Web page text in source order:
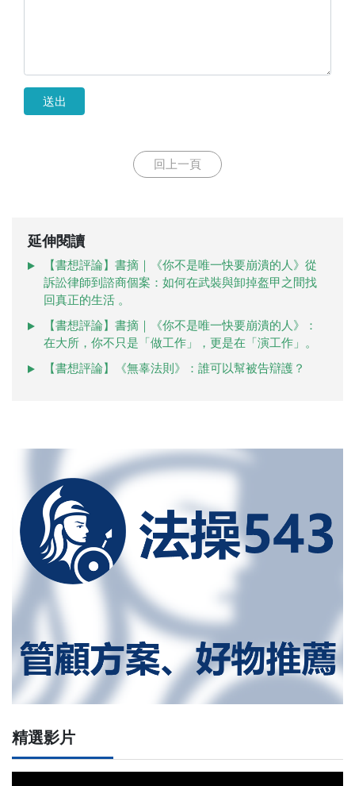
送出
回上一頁
延伸閱讀
【書想評論】書摘｜《你不是唯一快要崩潰的人》從
訴訟律師到諮商個案：如何在武裝與卸掉盔甲之間找
回真正的生活 。
【書想評論】書摘｜《你不是唯一快要崩潰的人》：
在大所，你不只是「做工作」，更是在「演工作」。
【書想評論】《無辜法則》：誰可以幫被告辯護？
精選影片